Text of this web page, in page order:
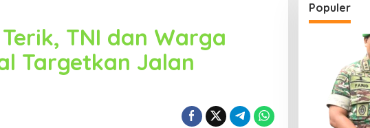
TNI dan Warga
Targetkan Jalan
Populer